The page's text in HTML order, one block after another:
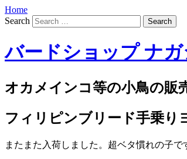
Home
Search
バードショップ ナガ
オカメインコ等の小鳥の
フィリピンブリード手乗り
またまた入荷しました。超ベタ慣れの子